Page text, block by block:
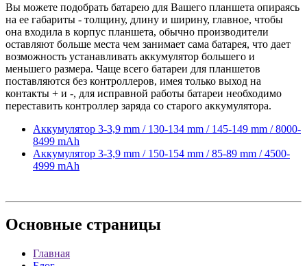
Вы можете подобрать батарею для Вашего планшета опираясь
на ее габариты - толщину, длину и ширину, главное, чтобы
она входила в корпус планшета, обычно производители
оставляют больше места чем занимает сама батарея, что дает
возможность устанавливать аккумулятор большего и
меньшего размера. Чаще всего батареи для планшетов
поставляются без контроллеров, имея только выход на
контакты + и -, для исправной работы батареи необходимо
переставить контроллер заряда со старого аккумулятора.
Аккумулятор 3-3,9 mm / 130-134 mm / 145-149 mm / 8000-
8499 mAh
Аккумулятор 3-3,9 mm / 150-154 mm / 85-89 mm / 4500-
4999 mAh
Основные страницы
Главная